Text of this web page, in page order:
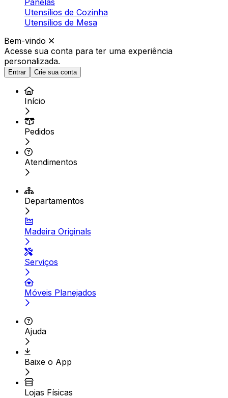
Panelas
Utensílios de Cozinha
Utensílios de Mesa
Bem-vindo
Acesse sua conta para ter uma experiência
personalizada.
Entrar Crie sua conta
Início
Pedidos
Atendimentos
Departamentos
Madeira Originals
Serviços
Móveis Planejados
Ajuda
Baixe o App
Lojas Físicas